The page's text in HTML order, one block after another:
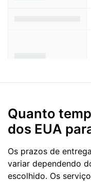
Quanto
dos EUA
Os prazos de
variar dependendo
escolhido. Os